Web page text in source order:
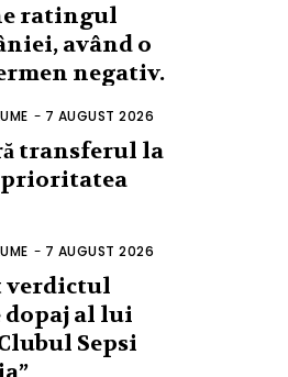
ratingul
având o
negativ.
- 7 AUGUST 2026
transferul la
prioritatea
- 7 AUGUST 2026
verdictul
al lui
Sepsi